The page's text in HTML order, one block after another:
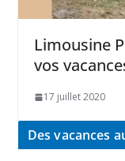
Limousine
vos
17 juillet 2020
Des vacances